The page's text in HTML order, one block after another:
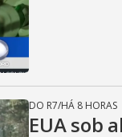
DO R7/HÁ 8 HORAS
EUA sob